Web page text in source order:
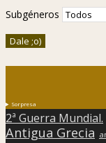
Subgéneros
Sorpresa
2ª Guerra Mundial.
Antigua Grecia